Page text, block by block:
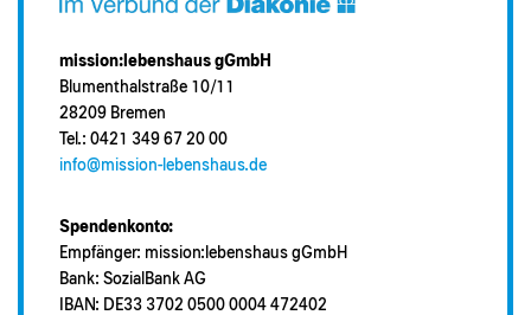
mission:lebenshaus gGmbH
Blumenthalstraße 10/11
28209 Bremen
Tel.: 0421 349 67 20 00
info@mission-lebenshaus.de
Spendenkonto:
Empfänger: mission:lebenshaus gGmbH
Bank: SozialBank AG
IBAN: DE33 3702 0500 0004 472402